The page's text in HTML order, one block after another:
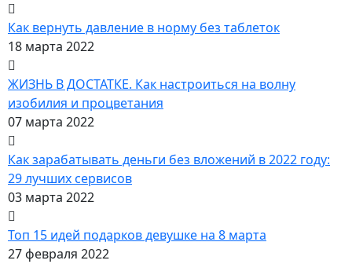
Как вернуть давление в норму без таблеток
18 марта 2022
ЖИЗНЬ В ДОСТАТКЕ. Как настроиться на волну
изобилия и процветания
07 марта 2022
Как зарабатывать деньги без вложений в 2022 году:
29 лучших сервисов
03 марта 2022
Топ 15 идей подарков девушке на 8 марта
27 февраля 2022